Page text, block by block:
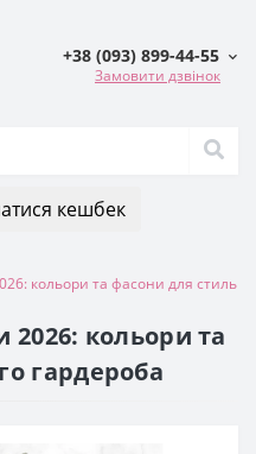
+38 (093) 899-44-55
Замовити дзвінок
кешбек
кольори та фасони для
2026: кольори та
гардероба